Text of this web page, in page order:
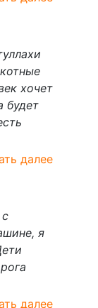
хочет
будет
далее
я
далее